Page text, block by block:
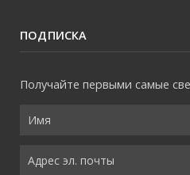
ПОДПИСКА
Получайте первыми самые